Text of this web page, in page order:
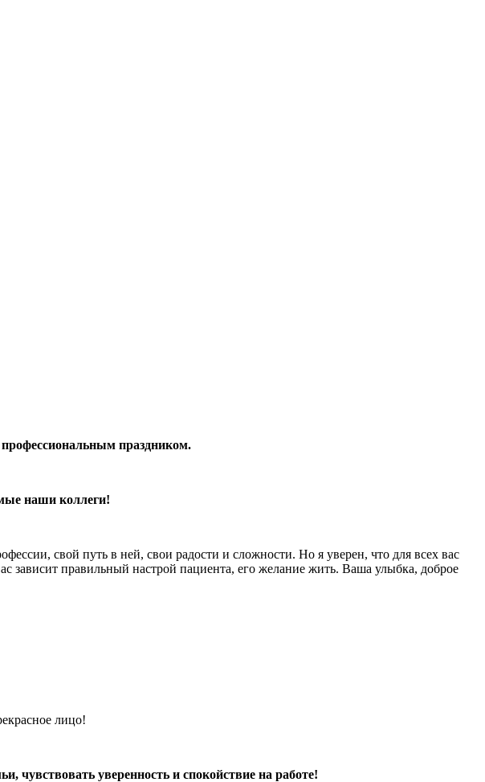
праздником.
наши коллеги!
свой путь в ней, свои радости и сложности. Но я уверен, что для всех вас
зависит правильный настрой пациента, его желание жить. Ваша улыбка, доброе
лицо!
чувствовать уверенность и спокойствие на работе!